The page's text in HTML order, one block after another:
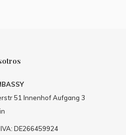
51 Innenhof Aufgang 3
DE266459924